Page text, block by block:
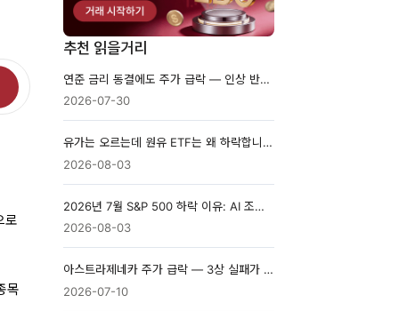
로
목
추천 읽을거리
연준 금리 동결에도 주가 급락 — 인상 반대표 3명과 30년물 금리 5.20%
2026-07-30
유가는 오르는데 원유 ETF는 왜 하락합니까? 구조와 추적오차 분석
2026-08-03
2026년 7월 S&P 500 하락 이유: AI 조정·유가·금리 영향
2026-08-03
아스트라제네카 주가 급락 — 3상 실패가 던진 질문, 제약 파이프라인은 어떻게 평가하나
2026-07-10